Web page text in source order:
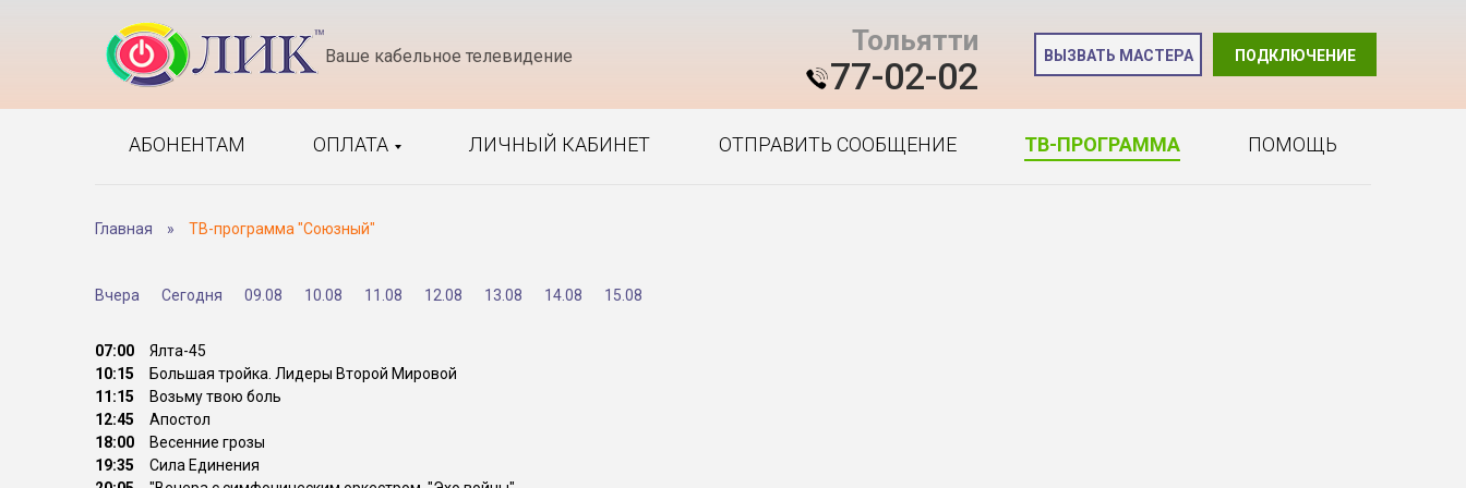
Ваше кабельное телевидение Тольятти
77-02-02 ПОДКЛЮЧЕНИЕ
ВЫЗВАТЬ МАСТЕРА
АБОНЕНТАМ ОПЛАТА ЛИЧНЫЙ КАБИНЕТ ОТПРАВИТЬ СООБЩЕНИЕ ТВ-ПРОГРАММА ПОМОЩЬ
Главная » ТВ-программа "Союзный"
Вчера Сегодня 09.08 10.08 11.08 12.08 13.08 14.08 15.08
07:00
Ялта-45
10:15
Большая тройка. Лидеры Второй Мировой
11:15
Возьму твою боль
12:45
Апостол
18:00
Весенние грозы
19:35
Сила Единения